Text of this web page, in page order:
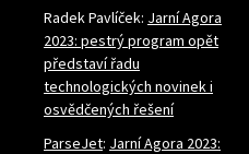
Radek Pavlíček: Jarní Agora
2023: pestrý program opět
představí řadu
technologických novinek i
osvědčených řešení
ParseJet: Jarní Agora 2023: